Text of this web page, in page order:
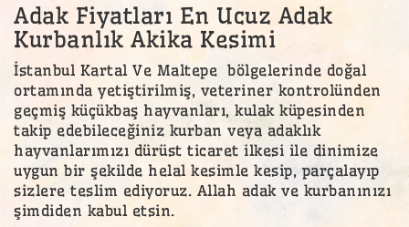
Adak Fiyatları En Ucuz Adak
Kurbanlık Akika Kesimi
İstanbul Kartal Ve Maltepe bölgelerinde doğal
ortamında yetiştirilmiş, veteriner kontrolünden
geçmiş küçükbaş hayvanları, kulak küpesinden
takip edebileceğiniz kurban veya adaklık
hayvanlarımızı dürüst ticaret ilkesi ile dinimize
uygun bir şekilde helal kesimle kesip, parçalayıp
sizlere teslim ediyoruz. Allah adak ve kurbanınızı
şimdiden kabul etsin.